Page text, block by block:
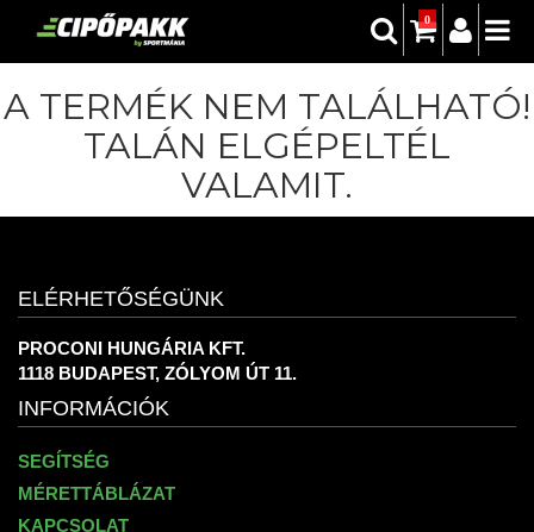
0
A TERMÉK NEM TALÁLHATÓ!
TALÁN ELGÉPELTÉL
VALAMIT.
ELÉRHETŐSÉGÜNK
PROCONI HUNGÁRIA KFT.
1118 BUDAPEST, ZÓLYOM ÚT 11.
INFORMÁCIÓK
SEGÍTSÉG
MÉRETTÁBLÁZAT
KAPCSOLAT